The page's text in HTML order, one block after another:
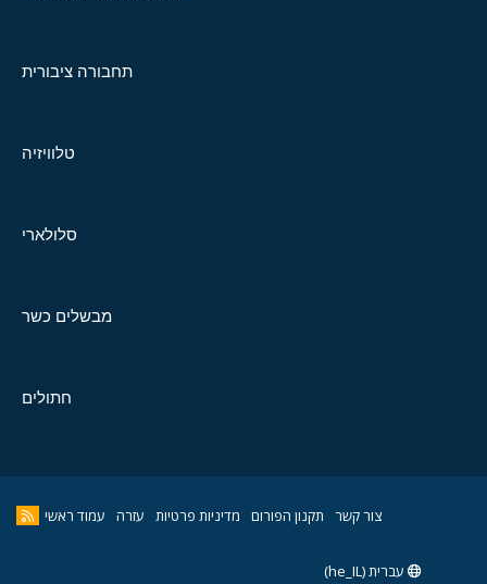
תחבורה ציבורית
טלוויזיה
סלולארי
מבשלים כשר
חתולים
צור קשר תקנון הפורום מדיניות פרטיות עזרה עמוד ראשי
עברית (he_IL)